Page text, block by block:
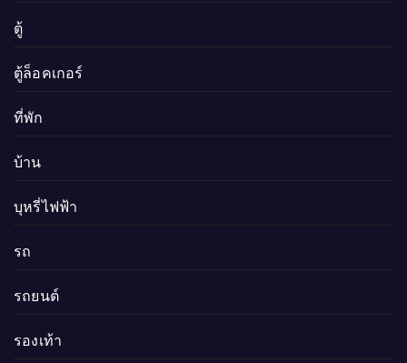
ตู้
ตู้ล็อคเกอร์
ที่พัก
บ้าน
บุหรี่ไฟฟ้า
รถ
รถยนต์
รองเท้า